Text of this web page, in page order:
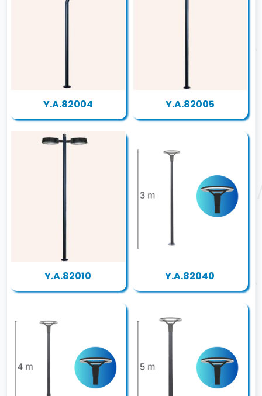
Y.A.82004 Y.A.82005
Y.A.82010 Y.A.82040